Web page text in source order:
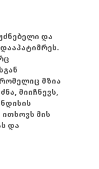
და
მზია
მიიჩნევს,
ითხოვს მის
და